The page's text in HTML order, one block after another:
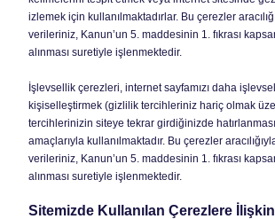
izlemek için kullanılmaktadırlar. Bu çerezler
verileriniz, Kanun’un 5. maddesinin 1. fıkrası
alınması suretiyle işlenmektedir.
İşlevsellik çerezleri, internet sayfamızı daha
kişiselleştirmek (gizlilik tercihleriniz hariç olmak
tercihlerinizin siteye tekrar girdiğinizde
amaçlarıyla kullanılmaktadır. Bu çerezler
verileriniz, Kanun’un 5. maddesinin 1. fıkrası
alınması suretiyle işlenmektedir.
Sitemizde Kullanılan Çerezlere